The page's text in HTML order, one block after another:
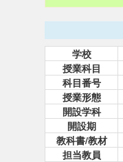
学校
授業科目
科目番号
授業形態
開設学科
開設期
教科書/教材
担当教員